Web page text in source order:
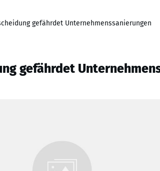
gefährdet Unternehmenssanierungen
gefährdet